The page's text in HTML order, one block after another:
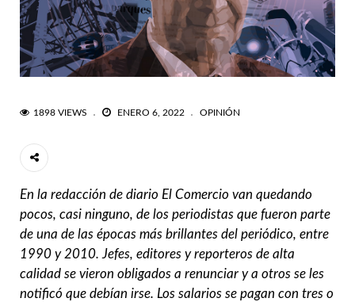
1898 VIEWS ENERO 6, 2022 OPINIÓN
En la redacción de diario El Comercio van quedando
pocos, casi ninguno, de los periodistas que fueron parte
de una de las épocas más brillantes del periódico, entre
1990 y 2010. Jefes, editores y reporteros de alta
calidad se vieron obligados a renunciar y a otros se les
notificó que debían irse. Los salarios se pagan con tres o